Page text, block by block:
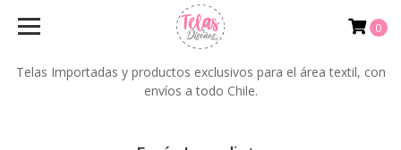
Telas Importadas y productos exclusivos para el área textil, con
envíos a todo Chile.
0